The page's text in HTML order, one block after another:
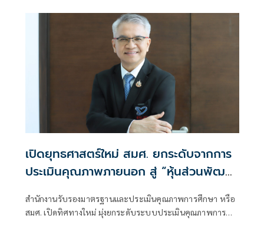
เปิดยุทธศาสตร์ใหม่ สมศ. ยกระดับจากการ
ประเมินคุณภาพภายนอก สู่ “หุ้นส่วนพัฒนา
สำนักงานรับรองมาตรฐานและประเมินคุณภาพการศึกษา หรือ
สมศ. เปิดทิศทางใหม่ มุ่งยกระดับระบบประเมินคุณภาพการ